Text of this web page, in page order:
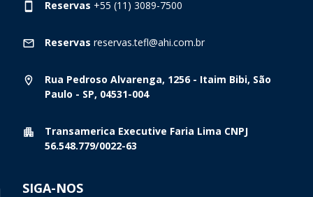
Reservas +55 (11) 3089-7500
Reservas reservas.tefl@ahi.com.br
Rua Pedroso Alvarenga, 1256 - Itaim Bibi, São
Paulo - SP, 04531-004
Transamerica Executive Faria Lima CNPJ
56.548.779/0022-63
SIGA-NOS